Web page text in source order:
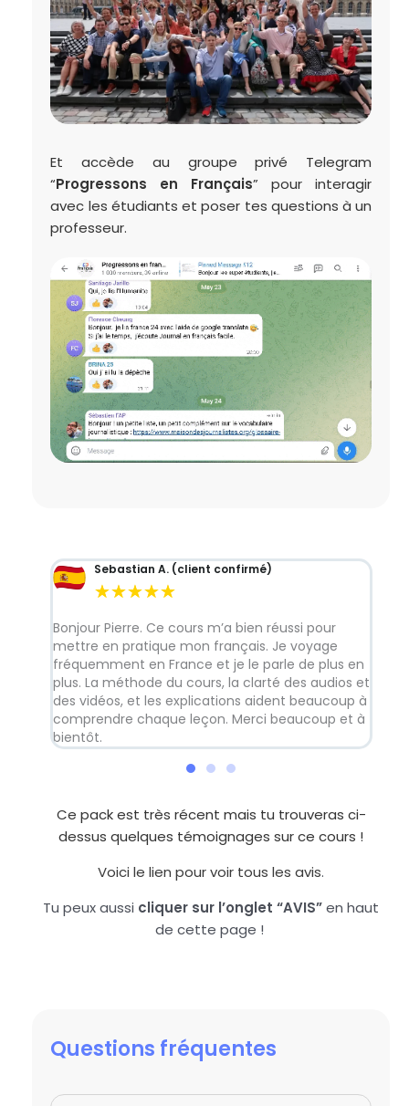
Et accède au groupe privé Telegram
“Progressons en Français” pour interagir
avec les étudiants et poser tes questions à un
professeur.
Sebastian A. (client confirmé)
★★★★★
Bonjour Pierre. Ce cours m’a bien réussi pour
mettre en pratique mon français. Je voyage
fréquemment en France et je le parle de plus en
plus. La méthode du cours, la clarté des audios et
des vidéos, et les explications aident beaucoup à
comprendre chaque leçon. Merci beaucoup et à
bientôt.
Ce pack est très récent mais tu trouveras ci-
dessus quelques témoignages sur ce cours !
Voici le lien pour voir tous les avis.
Tu peux aussi cliquer sur l’onglet “AVIS”en haut
de cette page !
Questions fréquentes